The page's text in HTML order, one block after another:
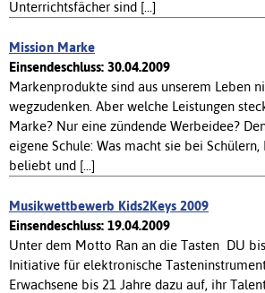
Unterrichtsfächer sind [...]
Mission Marke
Einsendeschluss: 30.04.2009
Markenprodukte sind aus unserem Leben
wegzudenken. Aber welche Leistungen
Marke? Nur eine zündende Werbeidee?
eigene Schule: Was macht sie bei Schülern,
beliebt und [...]
Musikwettbewerb Kids2Keys 2009
Einsendeschluss: 19.04.2009
Unter dem Motto Ran an die Tasten  DU
Initiative für elektronische
Erwachsene bis 21 Jahre dazu auf, ihr